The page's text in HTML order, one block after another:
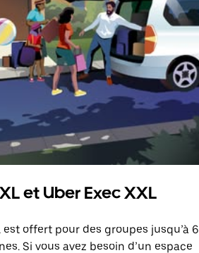
et Uber Exec XXL
est offert pour des groupes jusqu’à 6
Si vous avez besoin d’un espace